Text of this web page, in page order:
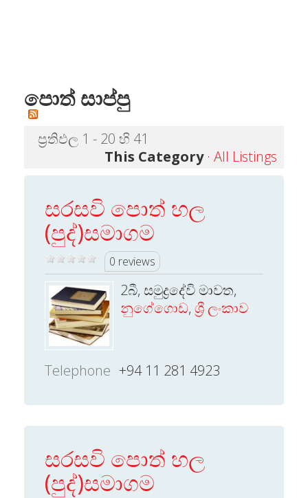
පොත් සාප්පු
ප්‍රතිඵල 1 - 20 හි 41
This Category· All Listings
සරසවි පොත් හල
(පුද්)සමාගම
0 reviews
2බී, සමුද්‍රදේවි මාවත,
නුගේගොඩ, ශ්‍රී ලංකාව
Telephone +94 11 281 4923
සරසවි පොත් හල
(පුද්)සමාගම